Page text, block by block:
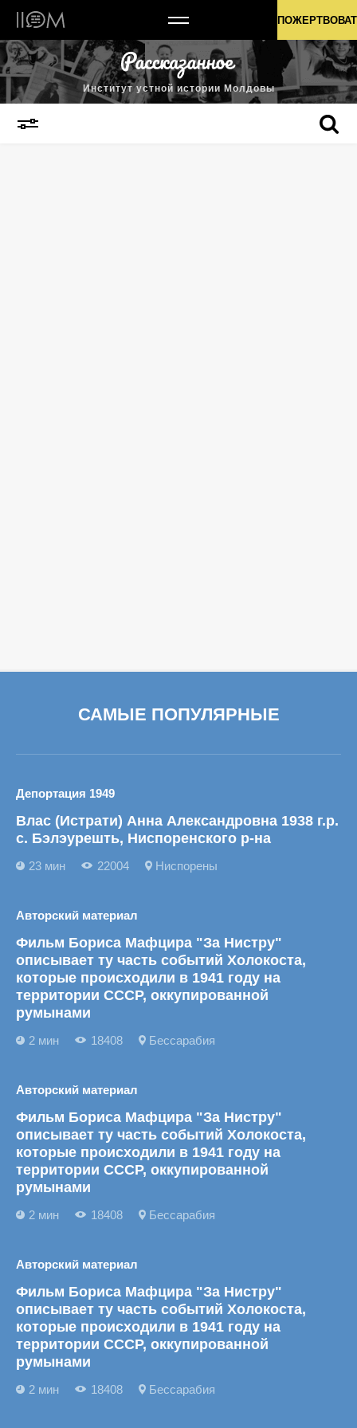
Институт устной истории Молдовы
Институт устной истории Молдовы
САМЫЕ ПОПУЛЯРНЫЕ
Депортация 1949
Влас (Истрати) Анна Александровна 1938 г.р.
с. Бэлэурешть, Ниспоренского р-на
23 мин 22004 Ниспорены
Авторский материал
Фильм Бориса Мафцира "За Нистру"
описывает ту часть событий Холокоста,
которые происходили в 1941 году на
территории СССР, оккупированной
румынами
2 мин 18408 Бессарабия
Авторский материал
Фильм Бориса Мафцира "За Нистру"
описывает ту часть событий Холокоста,
которые происходили в 1941 году на
территории СССР, оккупированной
румынами
2 мин 18408 Бессарабия
Авторский материал
Фильм Бориса Мафцира "За Нистру"
описывает ту часть событий Холокоста,
которые происходили в 1941 году на
территории СССР, оккупированной
румынами
2 мин 18408 Бессарабия